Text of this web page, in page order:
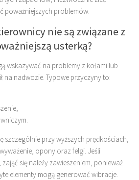
poważniejszych problemów.
nie są związane z
usterką?
wskazywać na problemy z kołami lub
na nadwozie. Typowe przyczyny to:
szczególnie przy wyższych prędkościach,
opony oraz felgi. Jeśli
się należy zawieszeniem, ponieważ
elementy mogą generować wibracje.